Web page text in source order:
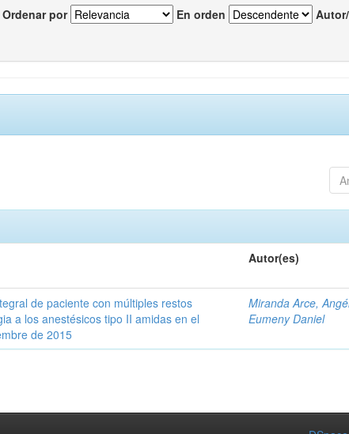
Ordenar por En orden
Autor(es)
de paciente con múltiples restos
a los anestésicos tipo II amidas en el
de 2015
Miranda Arce,
Eumeny Daniel